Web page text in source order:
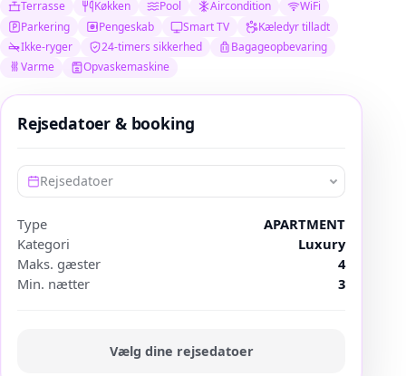
Terrasse Køkken Pool Aircondition
WiFi
Parkering
Pengeskab Smart TV
Kæledyr tilladt
Ikke-ryger
24-timers sikkerhed
Bagageopbevaring
Varme
Opvaskemaskine
Rejsedatoer & booking
Rejsedatoer
Type
APARTMENT
Kategori
Luxury
Maks. gæster
4
Min. nætter
3
Vælg dine rejsedatoer